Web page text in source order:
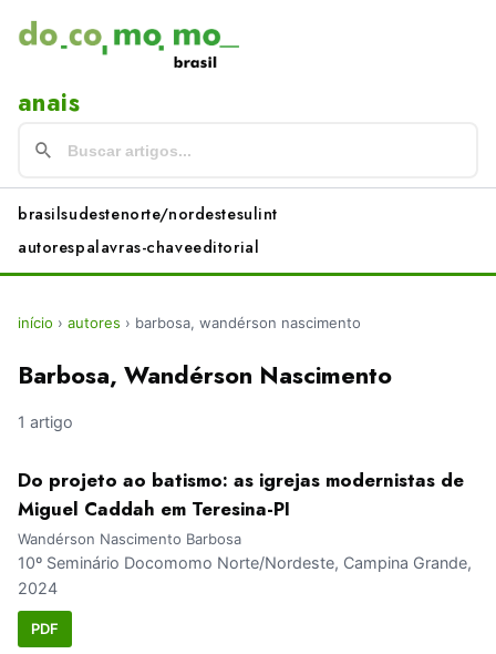
anais
brasilsudestenorte/nordestesulint
autorespalavras-chaveeditorial
início › autores › barbosa, wandérson nascimento
Barbosa, Wandérson Nascimento
1 artigo
Do projeto ao batismo: as igrejas modernistas de
Miguel Caddah em Teresina-PI
Wandérson Nascimento Barbosa
10º Seminário Docomomo Norte/Nordeste, Campina Grande,
2024
PDF